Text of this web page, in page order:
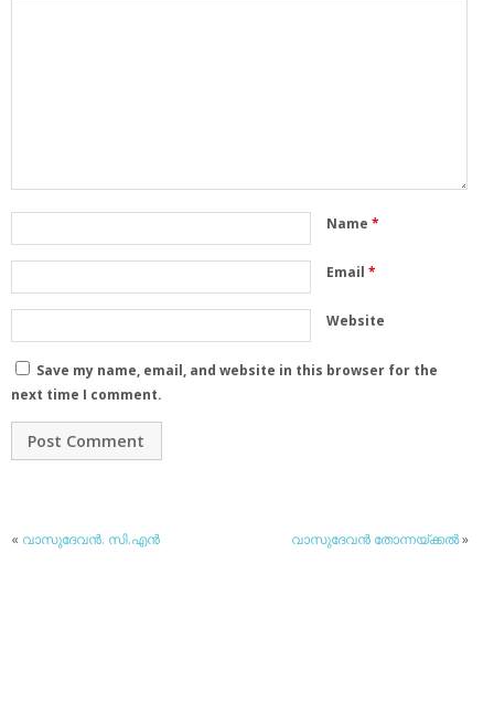
Name *
Email *
Website
Save my name, email, and website in this browser for the
next time I comment.
« വാസുദേവന്‍. സി.എന്‍ വാസുദേവന്‍ തോന്നയ്ക്കല്‍»